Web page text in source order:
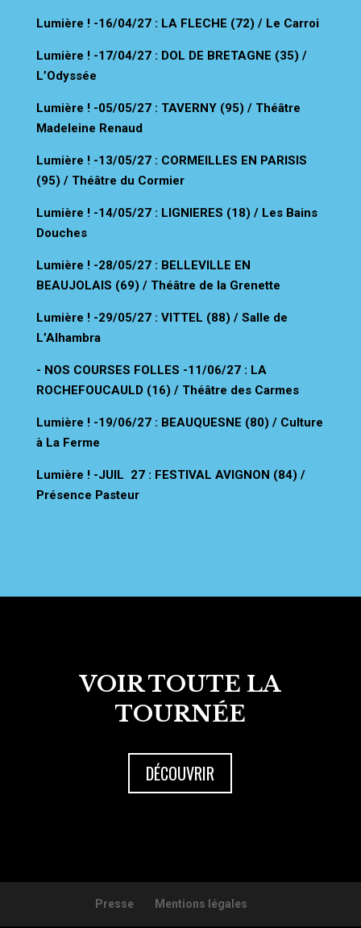
Lumière ! -16/04/27 : LA FLECHE (72) / Le Carroi
Lumière ! -17/04/27 : DOL DE BRETAGNE (35) /
L’Odyssée
Lumière ! -05/05/27 : TAVERNY (95) / Théâtre
Madeleine Renaud
Lumière ! -13/05/27 : CORMEILLES EN PARISIS
(95) / Théâtre du Cormier
Lumière ! -14/05/27 : LIGNIERES (18) / Les Bains
Douches
Lumière ! -28/05/27 : BELLEVILLE EN
BEAUJOLAIS (69) / Théâtre de la Grenette
Lumière ! -29/05/27 : VITTEL (88) / Salle de
L’Alhambra
- NOS COURSES FOLLES -11/06/27 : LA
ROCHEFOUCAULD (16) / Théâtre des Carmes
Lumière ! -19/06/27 : BEAUQUESNE (80) / Culture
à La Ferme
Lumière ! -JUIL 27 : FESTIVAL AVIGNON (84) /
Présence Pasteur
VOIR TOUTE LA
TOURNÉE
DÉCOUVRIR
Presse Mentions légales